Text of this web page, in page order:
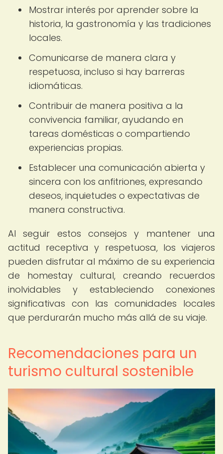
Mostrar interés por aprender sobre la
historia, la gastronomía y las tradiciones
locales.
Comunicarse de manera clara y
respetuosa, incluso si hay barreras
idiomáticas.
Contribuir de manera positiva a la
convivencia familiar, ayudando en
tareas domésticas o compartiendo
experiencias propias.
Establecer una comunicación abierta y
sincera con los anfitriones, expresando
deseos, inquietudes o expectativas de
manera constructiva.
Al seguir estos consejos y mantener una
actitud receptiva y respetuosa, los viajeros
pueden disfrutar al máximo de su experiencia
de homestay cultural, creando recuerdos
inolvidables y estableciendo conexiones
significativas con las comunidades locales
que perdurarán mucho más allá de su viaje.
Recomendaciones para un
turismo cultural sostenible